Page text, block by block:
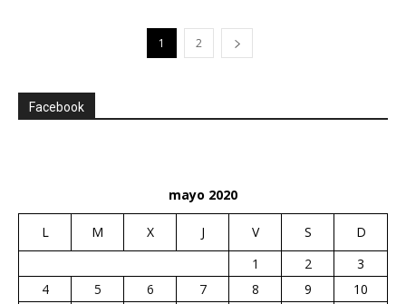
1 2
Facebook
mayo 2020
L M X J V S
D
1
2
3
4
5 6 7 8 9
10